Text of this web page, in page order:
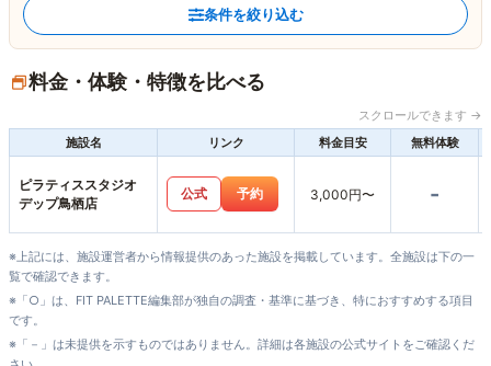
条件を絞り込む
料金・体験・特徴を比べる
スクロールできます →
施設名
リンク 料金目安 無料体験
ピラティススタジオ
デップ鳥栖店
公式 予約 3,000円〜 -
※上記には、施設運営者から情報提供のあった施設を掲載しています。全施設は下の一
覧で確認できます。
※「○」は、FIT PALETTE編集部が独自の調査・基準に基づき、特におすすめする項目
です。
※「－」は未提供を示すものではありません。詳細は各施設の公式サイトをご確認くだ